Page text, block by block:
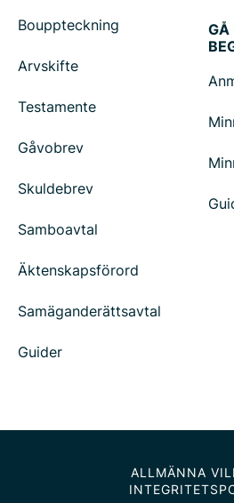
Bouppteckning
Arvskifte
Testamente
Gåvobrev
Skuldebrev
Samboavtal
Äktenskapsförord
Samäganderättsavtal
Guider
GÅ
ALLMÄNNA